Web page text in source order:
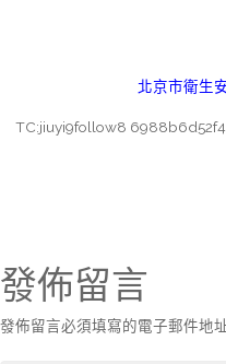
北京市衛生
TC:jiuyi9follow8
發佈留言
發佈留言必須填寫的電子郵件地